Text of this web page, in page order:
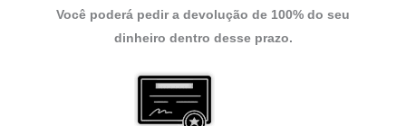
Você poderá pedir a devolução de 100% do seu
dinheiro dentro desse prazo.